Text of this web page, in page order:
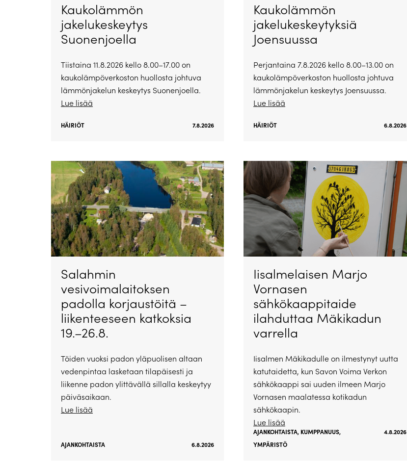
Kaukolämmön
jakelukeskeytys
Suonenjoella
Tiistaina 11.8.2026 kello 8.00–17.00 on
kaukolämpöverkoston huollosta johtuva
lämmönjakelun keskeytys Suonenjoella.
Lue lisää
HÄIRIÖT 7.8.2026
Kaukolämmön
jakelukeskeytyksiä
Joensuussa
Perjantaina 7.8.2026 kello 8.00–13.00 on
kaukolämpöverkoston huollosta johtuva
lämmönjakelun keskeytys Joensuussa.
Lue lisää
HÄIRIÖT 6.8.2026
Salahmin
vesivoimalaitoksen
padolla korjaustöitä –
liikenteeseen katkoksia
19.–26.8.
Töiden vuoksi padon yläpuolisen altaan
vedenpintaa lasketaan tilapäisesti ja
liikenne padon ylittävällä sillalla keskeytyy
päiväsaikaan.
Lue lisää
AJANKOHTAISTA 6.8.2026
Iisalmelaisen Marjo
Vornasen
sähkökaappitaide
ilahduttaa Mäkikadun
varrella
Iisalmen Mäkikadulle on ilmestynyt uutta
katutaidetta, kun Savon Voima Verkon
sähkökaappi sai uuden ilmeen Marjo
Vornasen maalatessa kotikadun
sähkökaapin.
Lue lisää
AJANKOHTAISTA, KUMPPANUUS,
YMPÄRISTÖ
4.8.2026